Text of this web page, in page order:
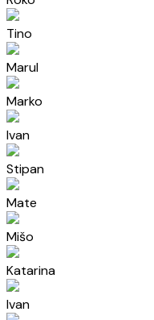
Tino
Marul
Marko
Ivan
Stipan
Mate
Mišo
Katarina
Ivan